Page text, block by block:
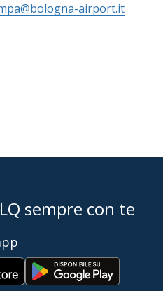
airport.it
sempre con te